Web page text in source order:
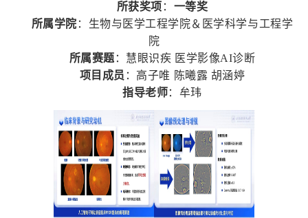
所获奖项 ： 一等奖
所属学院 ：生物与医学工程学院＆医学科学与工程学
院
所属赛题 ：慧眼识疾 医学影像AI诊断
项目成员 ：高子唯 陈曦露 胡涵婷
指导老师：牟玮